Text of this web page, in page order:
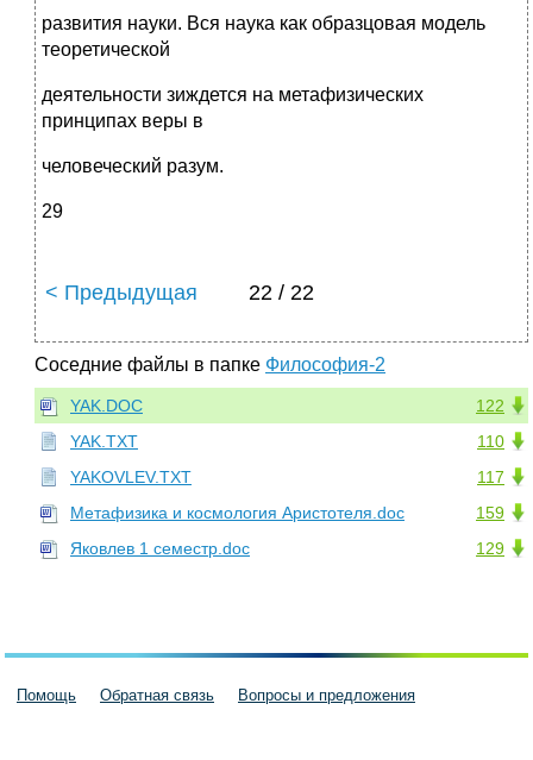
развития науки. Вся наука как образцовая модель
теоретической
деятельности зиждется на метафизических
принципах веры в
человеческий разум.
29
< Предыдущая 22 / 22
Соседние файлы в папке Философия-2
122
YAK.DOC
110
YAK.TXT
117
YAKOVLEV.TXT
159
Метафизика и космология Аристотеля.doc
129
Яковлев 1 cеместр.doc
Помощь Обратная связь Вопросы и предложения